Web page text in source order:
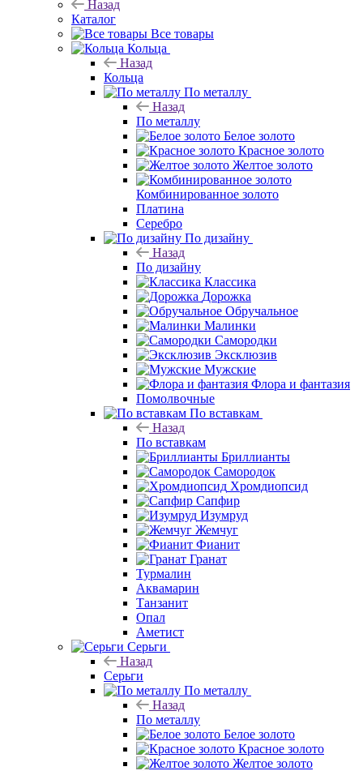
Назад
Каталог
Все товары
Кольца
Назад
Кольца
По металлу
Назад
По металлу
Белое золото
Красное золото
Желтое золото
Комбинированное золото
Платина
Серебро
По дизайну
Назад
По дизайну
Классика
Дорожка
Обручальное
Малинки
Самородки
Эксклюзив
Мужские
Флора и фантазия
Помолвочные
По вставкам
Назад
По вставкам
Бриллианты
Самородок
Хромдиопсид
Сапфир
Изумруд
Жемчуг
Фианит
Гранат
Турмалин
Аквамарин
Танзанит
Опал
Аметист
Серьги
Назад
Серьги
По металлу
Назад
По металлу
Белое золото
Красное золото
Желтое золото